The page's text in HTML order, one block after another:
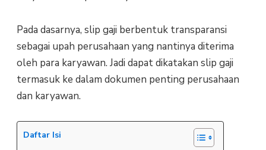
Pada dasarnya, slip gaji berbentuk transparansi
sebagai upah perusahaan yang nantinya diterima
oleh para karyawan. Jadi dapat dikatakan slip gaji
termasuk ke dalam dokumen penting perusahaan
dan karyawan.
Daftar Isi